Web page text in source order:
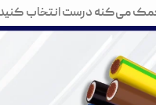
کمک می‌کنه درست انتخاب